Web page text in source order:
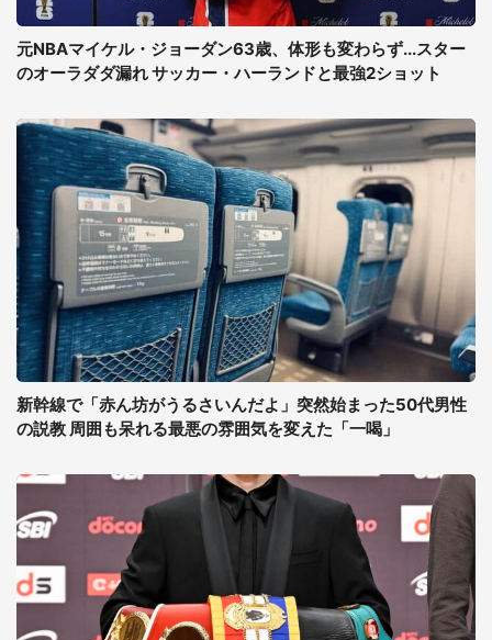
元NBAマイケル・ジョーダン63歳、体形も変わらず...スター
のオーラダダ漏れ サッカー・ハーランドと最強2ショット
新幹線で「赤ん坊がうるさいんだよ」突然始まった50代男性
の説教 周囲も呆れる最悪の雰囲気を変えた「一喝」